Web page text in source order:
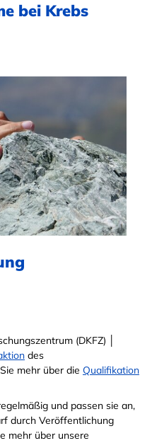
bei Krebs
(DKFZ) │
des
mehr über die Qualifikation
und passen sie an,
durch Veröffentlichung
mehr über unsere